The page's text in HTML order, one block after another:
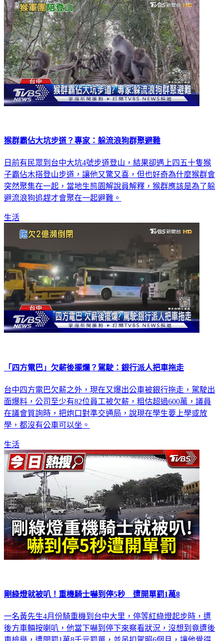
猴群霸佔大坑步道？專家：躲流浪狗群聚避難
日前有民眾到台中大坑4號步道登山，結果卻遇上四五十隻猴
子霸佔木搭登山步道，讓他又驚又喜，但也好奇為什麼猴群會
突然聚集在一起，當地生態園解說員解釋，猴群應該是為了躲
避流浪狗追趕才會聚在一起避難。
生活
「四方電巴」欠薪後擺爛？駕駛：銀行派人把車拖走
台中四方電巴欠薪之外，現在又爆出公車被銀行拖走，駕駛出
面爆料，公司至少有82位員工被欠薪，粗估超過600萬，議員
在議會質詢時，把炮口對準交通局，說現在學生要上學或放
學，都沒有公車可以坐。
生活
剛綠燈就被叭！重機騎士嚇到停5秒 遭開單罰1萬8
一名黃先生4月份騎重機到台中大里，停等紅綠燈起步時，遭
後方車輛按喇叭，他當下嚇到停下來察看狀況，沒想到竟遭後